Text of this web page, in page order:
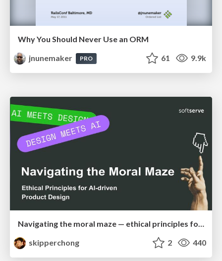
Why You Should Never Use an ORM
jnunemaker
PRO 61 9.9k
Navigating the moral maze — ethical principles for Al-driven product design
skipperchong
2 440